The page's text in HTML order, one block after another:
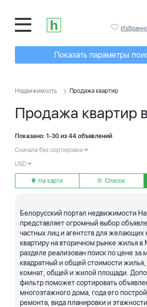
Показать параметры
Недвижимость Продажа квартир
Продажа квартир
Показано: 1-30 из 44 объявлений
Сначала без сортировки
USD
На карте Список
Белорусский портал недвижимости
представляет огромный выбор
частных лиц и агентств для желающих
квартиру на вторичном рынке жилья в
разделе реализован поиск по цене за
квадратный и общей стоимости жилья,
комнат, общей и жилой площади.
фильтр поможет сортировать
многоэтажного дома, года его
ремонта, вида планировки и